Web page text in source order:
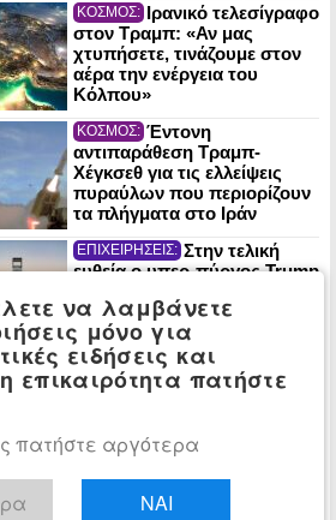
ΚΟΣΜΟΣ: Ιρανικό τελεσίγραφο
στον Τραμπ: «Αν μας
χτυπήσετε, τινάζουμε στον
αέρα την ενέργεια του
Κόλπου»
ΚΟΣΜΟΣ: Έντονη
αντιπαράθεση Τραμπ-
Χέγκσεθ για τις ελλείψεις
πυραύλων που περιορίζουν
τα πλήγματα στο Ιράν
ΕΠΙΧΕΙΡΗΣΕΙΣ: Στην τελική
ευθεία ο υπερ-πύργος Trump
σύμβαση για το έργο του 1
δισ. δολαρίων
ΕΛΛΑΔΑ: Χάρης Δούκας: «Η
καθαριότητα της Αθήνας
παρέμβασης»
μερική οριοθέτηση ΑΟΖ
να λαμβάνετε
μόνο για
ειδήσεις και
επικαιρότητα πατήστε
πατήστε αργότερα
ΝΑΙ